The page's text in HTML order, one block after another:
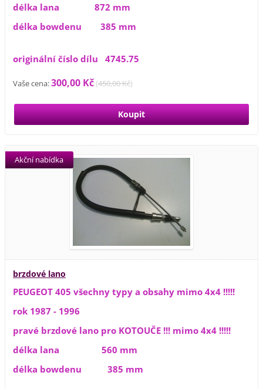
délka lana 872 mm
délka bowdenu 385 mm
originální číslo dílu 4745.75
Vaše cena:300,00 Kč(450,00 Kč)
brzdové lano
Akční nabídka
PEUGEOT 405 všechny typy a obsahy mimo 4x4 !!!!!
rok 1987 - 1996
pravé brzdové lano pro KOTOUČE !!! mimo 4x4 !!!!!
délka lana 560 mm
délka bowdenu 385 mm